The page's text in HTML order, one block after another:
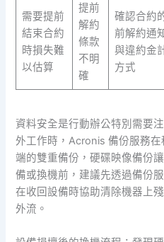
需要提前
結束合約
時損失難
以估算
提前
解約
條款
不明
確
確認合約
前解約通
與違約金
方式
資料安全是行動辦公特別需要
外工作時，Acronis 備份服務
端的雙重備份，硬碟映像備份
備或換機前，建議先透過備份
在收回設備時協助清除機器上
外流。